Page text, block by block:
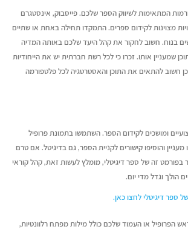
המתאימות לשיווק הספר שלכם. פייסבוק, אינסטגרם
מצוינות לקידום ספרים. התמקדו תחילה באחת או שתיים
בנוח. חשוב לחקור את קהל היעד שלכם באותה המדיה
שמעניין אותו. זכרו כי לכל רשת חברתית יש את הייחודיות
חשוב להתאים את התוכן והאסטרטגיה לכל פלטפורמה
ומושכים לקידום הספר. השתמשו בתמונת פרופיל
מעניין והוסיפו קישורים לקניית הספר, גם בדיגיטל. אם טרם
זה של ספר דיגיטלי, מומלץ לעשות זאת, קהל קוראי
הולך וגדל מדי יום.
ספר דיגיטלי לחצו כאן.
הפרופיל או העמוד שלכם כולל מילות מפתח רלוונטיות,